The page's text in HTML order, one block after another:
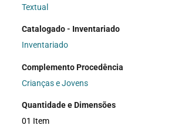
Textual
Catalogado - Inventariado
Inventariado
Complemento Procedência
Crianças e Jovens
Quantidade e Dimensões
01 Item